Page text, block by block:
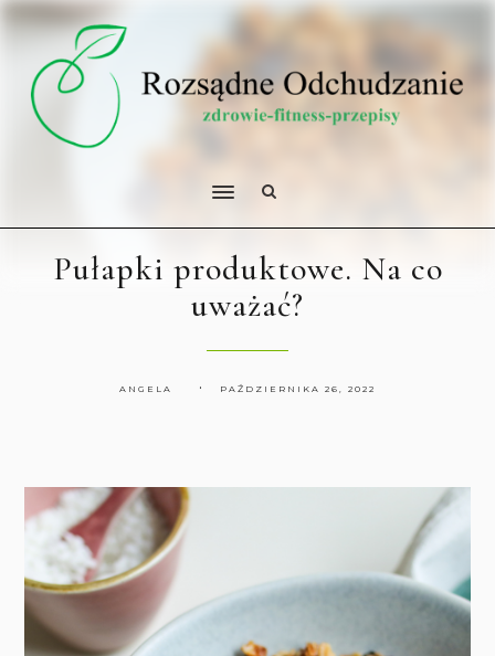
Pułapki produktowe. Na co
uważać?
ANGELA PAŹDZIERNIKA 26, 2022